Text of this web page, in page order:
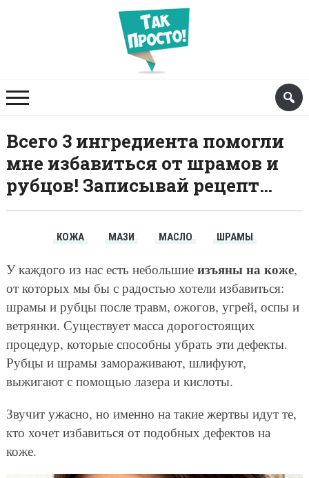
Всего 3 ингредиента помогли
мне избавиться от шрамов и
рубцов! Записывай рецепт…
КОЖА МАЗИ МАСЛО ШРАМЫ
У каждого из нас есть небольшие изъяны на коже,
от которых мы бы с радостью хотели избавиться:
шрамы и рубцы после травм, ожогов, угрей, оспы и
ветрянки. Существует масса дорогостоящих
процедур, которые способны убрать эти дефекты.
Рубцы и шрамы замораживают, шлифуют,
выжигают с помощью лазера и кислоты.
Звучит ужасно, но именно на такие жертвы идут те,
кто хочет избавиться от подобных дефектов на
коже.